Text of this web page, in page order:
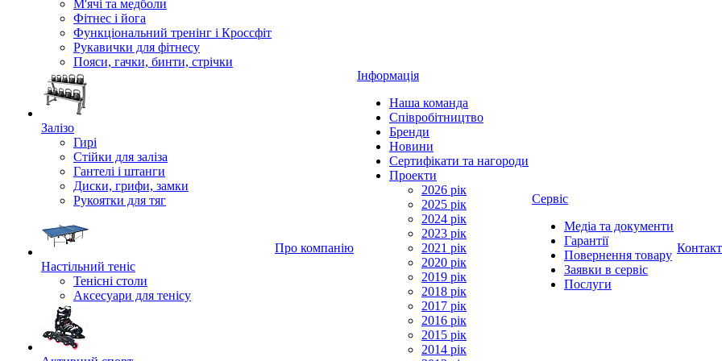
М'ячі та медболи
Фітнес і йога
Функціональний тренінг і Кроссфіт
Рукавички для фітнесу
Пояси, гачки, бинти, стрічки
Залізо
Гирі
Стійки для заліза
Гантелі і штанги
Диски, грифи, замки
Рукоятки для тяг
Настільний теніс
Тенісні столи
Аксесуари для тенісу
Про компанію
Інформація
Наша команда
Співробітництво
Бренди
Новини
Сертифікати та нагороди
Проекти
2026 рік
2025 рік
2024 рік
2023 рік
2021 рік
2020 рік
2019 рік
2018 рік
2017 рік
2016 рік
2015 рік
2014 рік
Сервіс
Медіа та документи
Гарантії
Повернення товару
Заявки в сервіс
Послуги